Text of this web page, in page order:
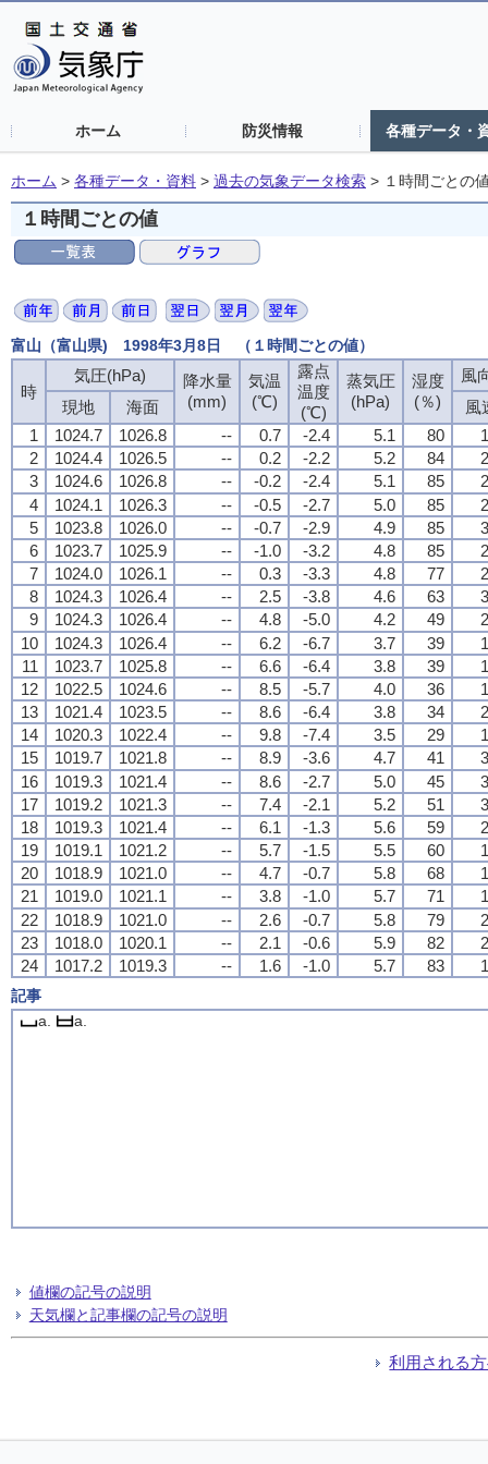
ホーム 防災情報 各種データ・
ホーム > 各種データ・資料 > 過去の気象データ検索 > １時間ごとの
１時間ごとの値
富山（富山県) 1998年3月8日 （１時間ごとの値）
時
気圧(hPa)
降水量
(mm)
気温
(℃)
露点
温度
(℃)
蒸気圧
(hPa)
湿度
(％)
風
現地
海面
風
1
1024.7 1026.8 -- 0.7 -2.4 5.1 80
2
1024.4 1026.5 -- 0.2 -2.2 5.2 84
3
1024.6 1026.8 -- -0.2 -2.4 5.1 85
4
1024.1 1026.3 -- -0.5 -2.7 5.0 85
5
1023.8 1026.0 -- -0.7 -2.9 4.9 85
6
1023.7 1025.9 -- -1.0 -3.2 4.8 85
7
1024.0 1026.1 -- 0.3 -3.3 4.8 77
8
1024.3 1026.4 -- 2.5 -3.8 4.6 63
9
1024.3 1026.4 -- 4.8 -5.0 4.2 49
10
1024.3 1026.4 -- 6.2 -6.7 3.7 39
11
1023.7 1025.8 -- 6.6 -6.4 3.8 39
12
1022.5 1024.6 -- 8.5 -5.7 4.0 36
13
1021.4 1023.5 -- 8.6 -6.4 3.8 34
14
1020.3 1022.4 -- 9.8 -7.4 3.5 29
15
1019.7 1021.8 -- 8.9 -3.6 4.7 41
16
1019.3 1021.4 -- 8.6 -2.7 5.0 45
17
1019.2 1021.3 -- 7.4 -2.1 5.2 51
18
1019.3 1021.4 -- 6.1 -1.3 5.6 59
19
1019.1 1021.2 -- 5.7 -1.5 5.5 60
20
1018.9 1021.0 -- 4.7 -0.7 5.8 68
21
1019.0 1021.1 -- 3.8 -1.0 5.7 71
22
1018.9 1021.0 -- 2.6 -0.7 5.8 79
23
1018.0 1020.1 -- 2.1 -0.6 5.9 82
24
1017.2 1019.3 -- 1.6 -1.0 5.7 83
記事
a.
a.
値欄の記号の説明
天気欄と記事欄の記号の説明
利用される